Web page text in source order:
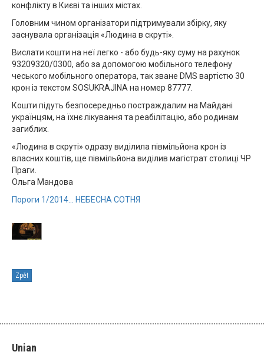
конфлікту в Києві та інших містах.
Головним чином організатори підтримували збірку, яку
заснувала організація «Людина в скруті».
Вислати кошти на неї легко - або будь-яку суму на рахунок
93209320/0300, або за допомогою мобільного телефону
чеського мобільного оператора, так зване DMS вартістю 30
крон із текстом SOSUKRAJINA на номер 87777.
Кошти підуть безпосередньо постраждалим на Майдані
українцям, на їхнє лікування та реабілітацію, або родинам
загиблих.
«Людина в скруті» одразу виділила півмільйона крон із
власних коштів, ще півмільйона виділив магістрат столиці ЧР
Праги.
Ольга Мандова
Пороги 1/2014... НЕБЕСНА СОТНЯ
Zpět
Unian